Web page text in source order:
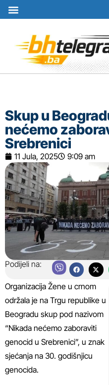
Skup u
nećemo
Srebrenici
11 Jula, 2025 9:09 am
Podijeli na:
Organizacija Žene u crnom
održala je na Trgu republike u
Beogradu skup pod nazivom
“Nikada nećemo zaboraviti
genocid u Srebrenici”, u znak
sjećanja na 30. godišnjicu
genocida.